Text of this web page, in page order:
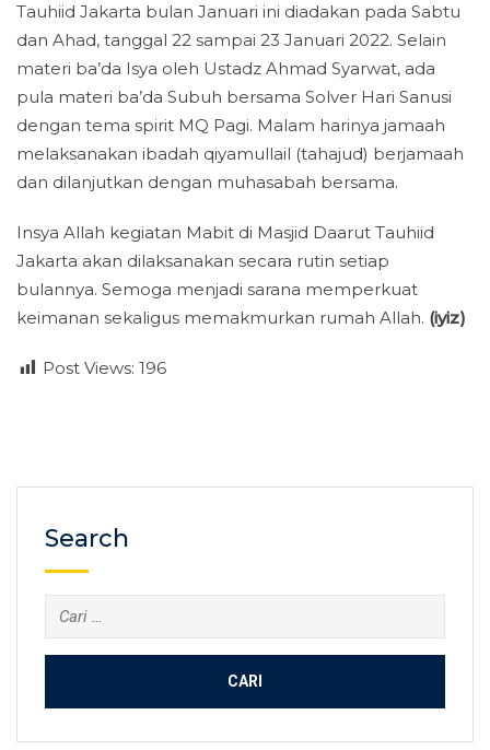
Tauhiid Jakarta bulan Januari ini diadakan pada Sabtu
dan Ahad, tanggal 22 sampai 23 Januari 2022. Selain
materi ba’da Isya oleh Ustadz Ahmad Syarwat, ada
pula materi ba’da Subuh bersama Solver Hari Sanusi
dengan tema spirit MQ Pagi. Malam harinya jamaah
melaksanakan ibadah qiyamullail (tahajud) berjamaah
dan dilanjutkan dengan muhasabah bersama.
Insya Allah kegiatan Mabit di Masjid Daarut Tauhiid
Jakarta akan dilaksanakan secara rutin setiap
bulannya. Semoga menjadi sarana memperkuat
keimanan sekaligus memakmurkan rumah Allah. (iyiz)
Post Views: 196
Search
Cari
untuk: